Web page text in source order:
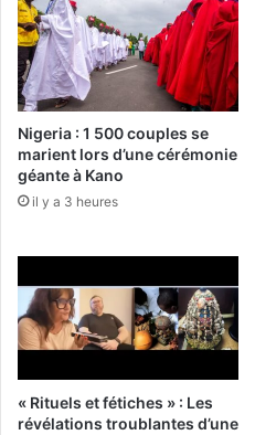
Nigeria : 1 500 couples se
marient lors d’une cérémonie
géante à Kano
il y a 3 heures
« Rituels et fétiches » : Les
révélations troublantes d’une